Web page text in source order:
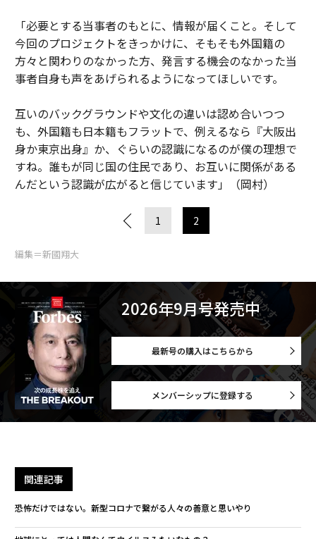
「必要とする当事者のもとに、情報が届くこと。そして
今回のプロジェクトをきっかけに、そもそも外国籍の
方々と関わりのなかった方、発言する機会のなかった当
事者自身も声をあげられるようになってほしいです。
互いのバックグラウンドや文化の違いは認め合いつつ
も、外国籍も日本籍もフラットで、例えるなら『大阪出
身か東京出身』か、ぐらいの認識になるのが僕の理想で
すね。誰もが同じ国の住民であり、お互いに関係がある
んだという認識が広がると信じています」（岡村）
1 2
編集＝新國翔大
2026年9月号発売中
最新号の購入はこちらから
メンバーシップに登録する
関連記事
恐怖だけではない。新型コロナで繋がる人々の善意と思いやり